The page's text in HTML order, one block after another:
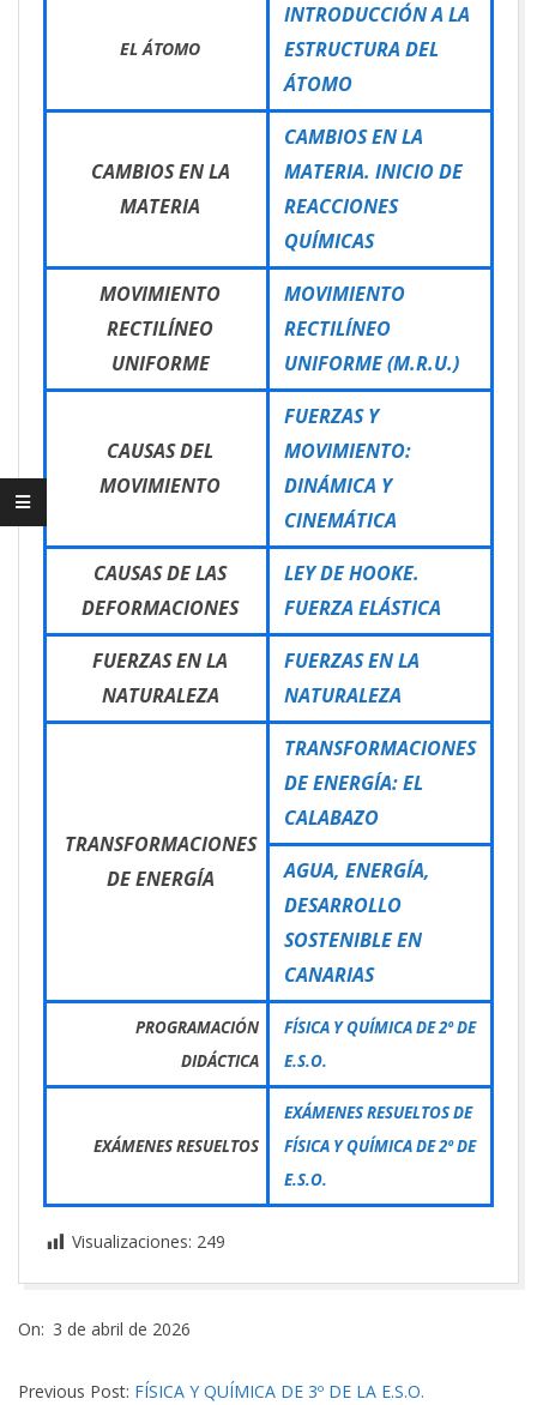
EL ÁTOMO
INTRODUCCIÓN A LA
ESTRUCTURA DEL
ÁTOMO
CAMBIOS EN LA
MATERIA
CAMBIOS EN LA
MATERIA. INICIO DE
REACCIONES
QUÍMICAS
MOVIMIENTO
RECTILÍNEO
UNIFORME
MOVIMIENTO
RECTILÍNEO
UNIFORME (M.R.U.)
CAUSAS DEL
MOVIMIENTO
FUERZAS Y
MOVIMIENTO:
DINÁMICA Y
CINEMÁTICA
CAUSAS DE LAS
DEFORMACIONES
LEY DE HOOKE.
FUERZA ELÁSTICA
FUERZAS EN LA
NATURALEZA
FUERZAS EN LA
NATURALEZA
TRANSFORMACIONES
DE ENERGÍA
TRANSFORMACIONES
DE ENERGÍA: EL
CALABAZO
AGUA, ENERGÍA,
DESARROLLO
SOSTENIBLE EN
CANARIAS
PROGRAMACIÓN
DIDÁCTICA
FÍSICA Y QUÍMICA DE 2º DE
E.S.O.
EXÁMENES RESUELTOS
EXÁMENES RESUELTOS DE
FÍSICA Y QUÍMICA DE 2º DE
E.S.O.
Visualizaciones: 249
04-
On: 3 de abril de 2026
Previous Post: FÍSICA Y QUÍMICA DE 3º DE LA E.S.O.